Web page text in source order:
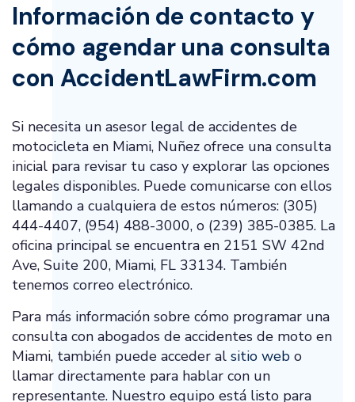
Información de contacto y
cómo agendar una consulta
con AccidentLawFirm.com
Si necesita un asesor legal de accidentes de
motocicleta en Miami, Nuñez ofrece una consulta
inicial para revisar tu caso y explorar las opciones
legales disponibles. Puede comunicarse con ellos
llamando a cualquiera de estos números: (305)
444-4407, (954) 488-3000, o (239) 385-0385. La
oficina principal se encuentra en 2151 SW 42nd
Ave, Suite 200, Miami, FL 33134. También
tenemos correo electrónico.
Para más información sobre cómo programar una
consulta con abogados de accidentes de moto en
Miami, también puede acceder al sitio web o
llamar directamente para hablar con un
representante. Nuestro equipo está listo para